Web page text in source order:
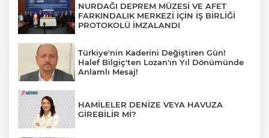
NURDAĞI DEPREM MÜZESİ VE AFET
FARKINDALIK MERKEZİ İÇİN İŞ BİRLİĞİ
PROTOKOLÜ İMZALANDI
Türkiye'nin Kaderini Değiştiren Gün!
Halef Bilgiç'ten Lozan'ın Yıl Dönümünde
Anlamlı Mesaj!
HAMİLELER DENİZE VEYA HAVUZA
GİREBİLİR Mİ?